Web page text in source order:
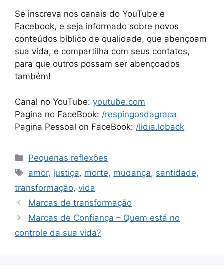
Se inscreva nos canais do YouTube e
Facebook, e seja informado sobre novos
conteúdos bíblico de qualidade, que abençoam
sua vida, e compartilha com seus contatos,
para que outros possam ser abençoados
também!
Canal no YouTube: youtube.com
Pagina no FaceBook: /respingosdagraca
Pagina Pessoal on FaceBook: /lidia.loback
Categorias
Pequenas reflexões
Tags
amor, justiça, morte, mudança, santidade,
transformação, vida
Marcas de transformação
Marcas de Confiança – Quem está no
controle da sua vida?